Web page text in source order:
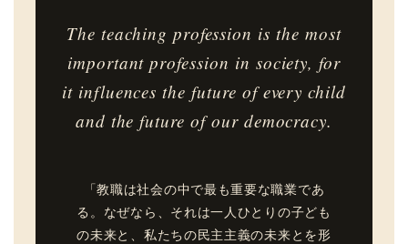
The teaching profession is the most
important profession in society, for
it influences the future of every child
and the future of our democracy.
「教職は社会の中で最も重要な職業であ
る。なぜなら、それは一人ひとりの子ども
の未来と、私たちの民主主義の未来とを形